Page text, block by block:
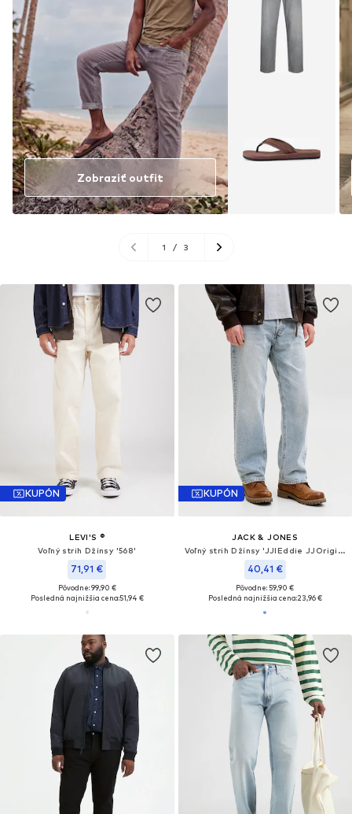
Zobraziť outfit
1 / 3
KUPÓN
LEVI'S ®
Voľný strih Džínsy '568'
71,91 €
Pôvodne: 99,90 €
Posledná najnižšia cena:51,94 €
KUPÓN
JACK & JONES
Voľný strih Džínsy 'JJIEddie JJOriginal'
40,41 €
Pôvodne: 59,90 €
Posledná najnižšia cena:23,96 €